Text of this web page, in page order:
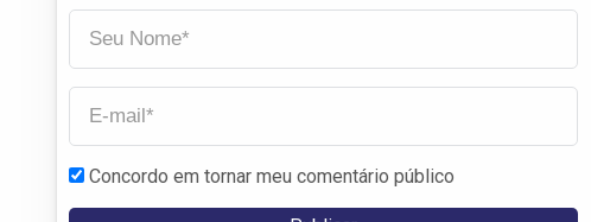
Concordo em tornar meu comentário público